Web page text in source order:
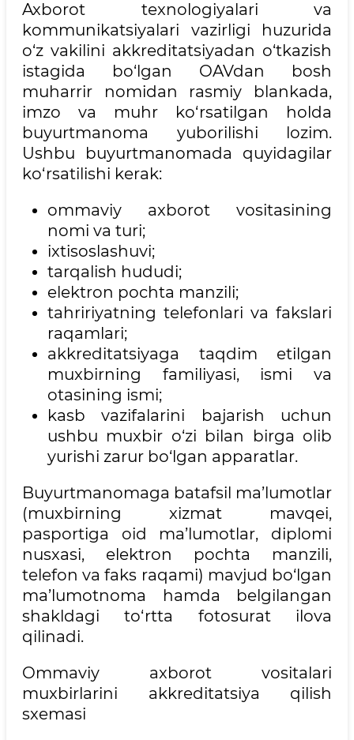
Axborot texnologiyalari va
kommunikatsiyalari vazirligi huzurida
o‘z vakilini akkreditatsiyadan o‘tkazish
istagida bo‘lgan OAVdan bosh
muharrir nomidan rasmiy blankada,
imzo va muhr ko‘rsatilgan holda
buyurtmanoma yuborilishi lozim.
Ushbu buyurtmanomada quyidagilar
ko‘rsatilishi kerak:
ommaviy axborot vositasining
nomi va turi;
ixtisoslashuvi;
tarqalish hududi;
elektron pochta manzili;
tahririyatning telefonlari va fakslari
raqamlari;
akkreditatsiyaga taqdim etilgan
muxbirning familiyasi, ismi va
otasining ismi;
kasb vazifalarini bajarish uchun
ushbu muxbir o‘zi bilan birga olib
yurishi zarur bo‘lgan apparatlar.
Buyurtmanomaga batafsil ma’lumotlar
(muxbirning xizmat mavqei,
pasportiga oid ma’lumotlar, diplomi
nusxasi, elektron pochta manzili,
telefon va faks raqami) mavjud bo‘lgan
ma’lumotnoma hamda belgilangan
shakldagi to‘rtta fotosurat ilova
qilinadi.
Ommaviy axborot vositalari
muxbirlarini akkreditatsiya qilish
sxemasi